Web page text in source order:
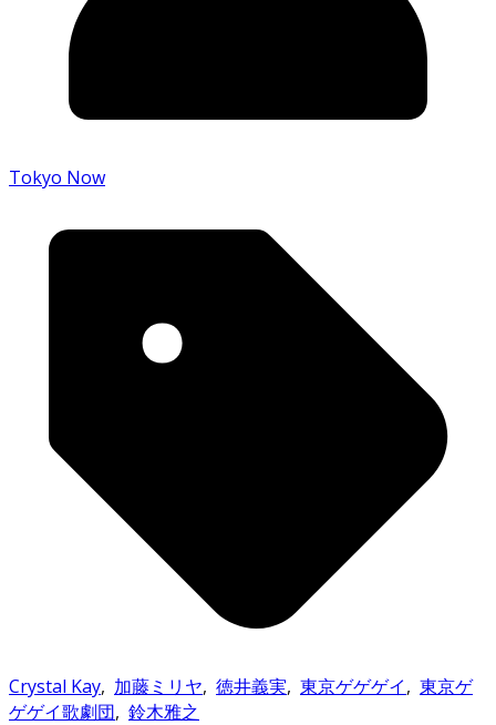
Tokyo Now
Crystal Kay, 加藤ミリヤ, 徳井義実, 東京ゲゲゲイ, 東京ゲ
ゲゲイ歌劇団, 鈴木雅之